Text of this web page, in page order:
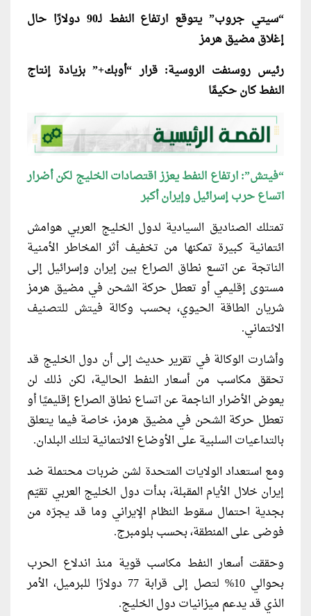
“سيتي جروب” يتوقع ارتفاع النفط لـ90 دولارًا حال
إغلاق مضيق هرمز
رئيس روسنفت الروسية: قرار “أوبك+” بزيادة إنتاج
النفط كان حكيمًا
“فيتش”: ارتفاع النفط يعزز اقتصادات الخليج لكن أضرار
اتساع حرب إسرائيل وإيران أكبر
تمتلك الصناديق السيادية لدول الخليج العربي هوامش
ائتمانية كبيرة تمكنها من تخفيف أثر المخاطر الأمنية
الناتجة عن اتسع نطاق الصراع بين إيران وإسرائيل إلى
مستوى إقليمي أو تعطل حركة الشحن في مضيق هرمز
شريان الطاقة الحيوي، بحسب وكالة فيتش للتصنيف
الائتماني.
وأشارت الوكالة في تقرير حديث إلى أن دول الخليج قد
تحقق مكاسب من أسعار النفط الحالية، لكن ذلك لن
يعوض الأضرار الناجمة عن اتساع نطاق الصراع إقليميًا أو
تعطل حركة الشحن في مضيق هرمز، خاصة فيما يتعلق
بالتداعيات السلبية على الأوضاع الائتمانية لتلك البلدان.
ومع استعداد الولايات المتحدة لشن ضربات محتملة ضد
إيران خلال الأيام المقبلة، بدأت دول الخليج العربي تقيّم
بجدية احتمال سقوط النظام الإيراني وما قد يجرّه من
فوضى على المنطقة، بحسب بلومبرج.
وحققت أسعار النفط مكاسب قوية منذ اندلاع الحرب
بحوالي 10% لتصل إلى قرابة 77 دولارًا للبرميل، الأمر
الذي قد يدعم ميزانيات دول الخليج.